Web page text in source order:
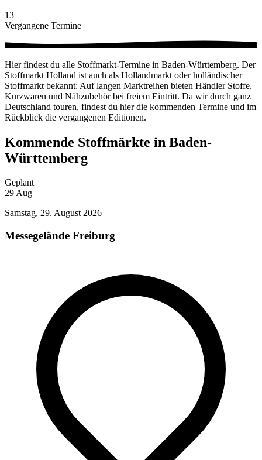
13
Vergangene Termine
Hier findest du alle Stoffmarkt-Termine in Baden-Württemberg. Der
Stoffmarkt Holland ist auch als Hollandmarkt oder holländischer
Stoffmarkt bekannt: Auf langen Marktreihen bieten Händler Stoffe,
Kurzwaren und Nähzubehör bei freiem Eintritt. Da wir durch ganz
Deutschland touren, findest du hier die kommenden Termine und im
Rückblick die vergangenen Editionen.
Kommende Stoffmärkte in Baden-
Württemberg
Geplant
29Aug
Samstag, 29. August 2026
Messegelände Freiburg